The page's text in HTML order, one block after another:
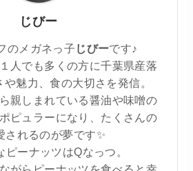
じびー
のメガネっ子 じびーです♪
人でも多くの方に千葉県産落
魅力、食の大切さを発信。
親しまれている醤油や味噌の
ピュラーになり、たくさんの
されるのが夢です✨
ピーナッツはQなっつ。